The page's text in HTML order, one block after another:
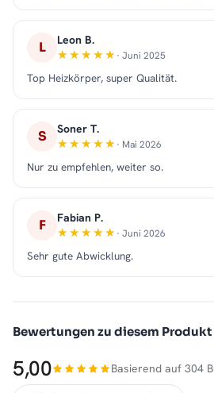
L Leon B.
· Juni 2025
Top Heizkörper, super Qualität.
S Soner T.
· Mai 2026
Nur zu empfehlen, weiter so.
F Fabian P.
· Juni 2026
Sehr gute Abwicklung.
Bewertungen zu diesem Produkt
5,00 Basierend auf 304